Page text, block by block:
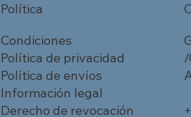
Política
Condiciones
Política de privacidad
Política de envíos
Información legal
Derecho de revocación
/